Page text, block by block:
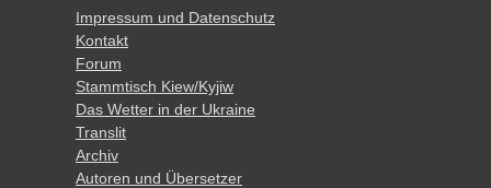
Impressum und Datenschutz
Kontakt
Forum
Stammtisch Kiew/Kyjiw
Das Wetter in der Ukraine
Translit
Archiv
Autoren und Übersetzer